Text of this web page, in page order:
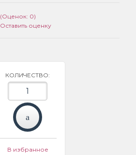
(Оценок: 0)
Оставить оценку
КОЛИЧЕСТВО:
В избранное